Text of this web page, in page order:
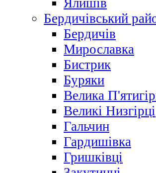
Ялишів
Бердичівський
Бердичів
Мирославка
Бистрик
Буряки
Велика
Великі Низгірці
Гальчин
Гардишівка
Гришківці